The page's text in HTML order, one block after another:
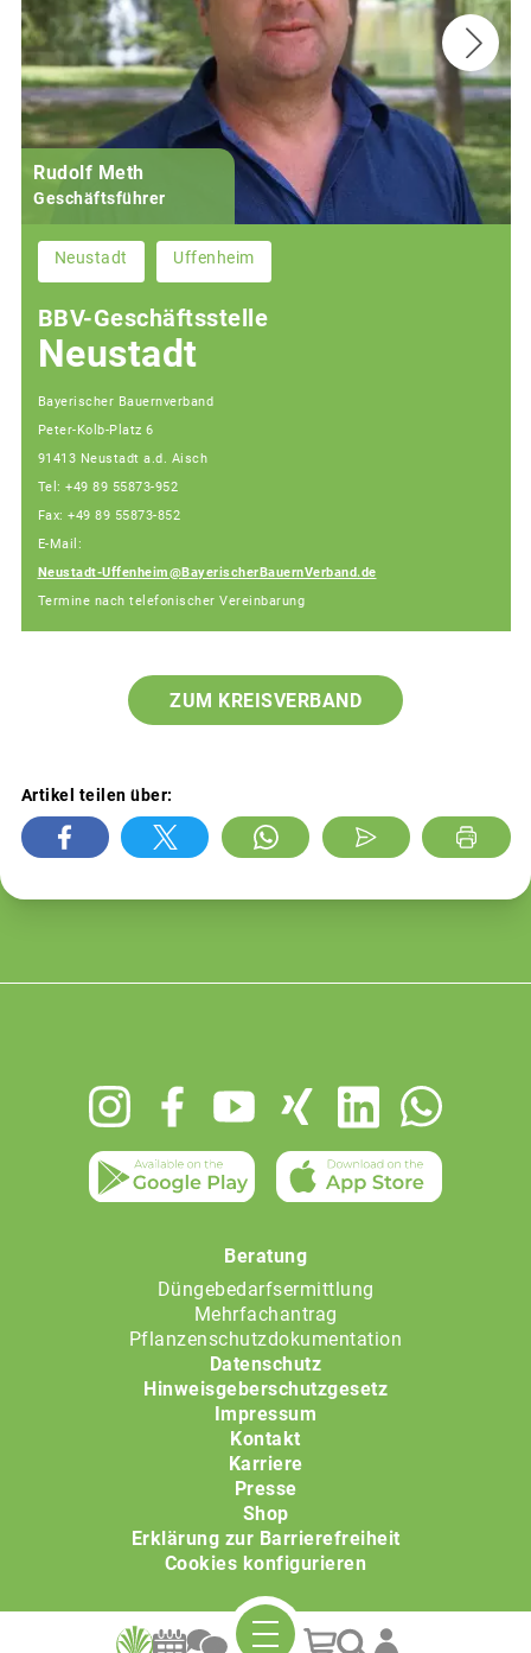
Rudolf Meth
Geschäftsführer
Neustadt Uffenheim
BBV-Geschäftsstelle
Neustadt
Bayerischer Bauernverband
Peter-Kolb-Platz 6
91413 Neustadt a.d. Aisch
Tel: +49 89 55873-952
Fax: +49 89 55873-852
E-Mail:
Neustadt-Uffenheim@BayerischerBauernVerband.de
Termine nach telefonischer Vereinbarung
ZUM KREISVERBAND
Artikel teilen über:
Beratung
Düngebedarfsermittlung
Mehrfachantrag
Pflanzenschutzdokumentation
Datenschutz
Hinweisgeberschutzgesetz
Impressum
Kontakt
Karriere
Presse
Shop
Erklärung zur Barrierefreiheit
Cookies konfigurieren